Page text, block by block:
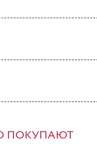
ПОКУПАЮТ